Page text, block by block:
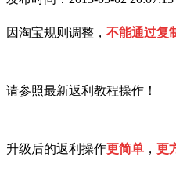
因淘宝规则调整， 不能通过复
请参照最新返利教程操作！
升级后的返利操作更简单 ， 更